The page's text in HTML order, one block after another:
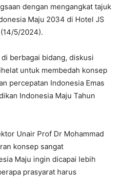
dengan mengangkat tajuk
Maju 2034 di Hotel JS
5/2024).
berbagai bidang, diskusi
untuk membedah konsep
percepatan Indonesia Emas
Indonesia Maju Tahun
Unair Prof Dr Mohammad
konsep sangat
Maju ingin dicapai lebih
prasyarat harus